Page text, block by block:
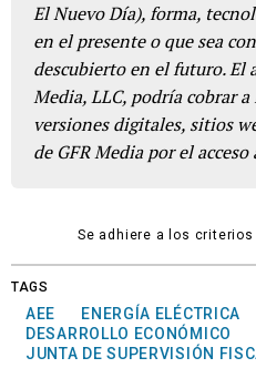
El Nuevo Día), forma,
en el presente o que sea
descubierto en el futuro. El
Media, LLC, podría cobrar
versiones digitales, sitios
de GFR Media por el
Se adhiere a los criterios
TAGS
AEE ENERGÍA ELÉCTRICA
DESARROLLO ECONÓMICO
JUNTA DE SUPERVISIÓN